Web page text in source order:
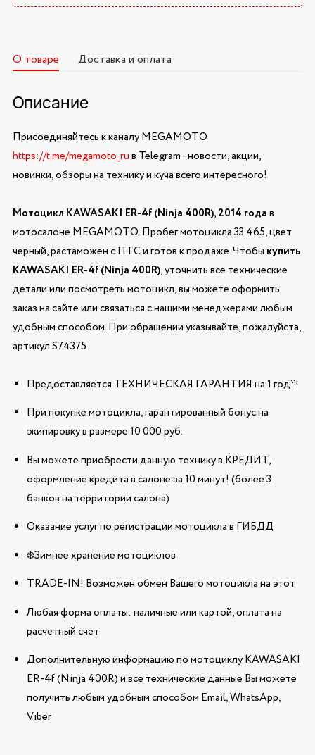
О товаре Доставка и оплата
Описание
Присоединяйтесь к каналу MEGAMOTO
https://t.me/megamoto_ruв Telegram - новости, акции,
новинки, обзоры на технику и куча всего интересного!
Мотоцикл KAWASAKI ER-4f (Ninja 400R), 2014 годав
мотосалоне MEGAMOTO. Пробег мотоцикла 33 465, цвет
черный, растаможен с ПТС и готов к продаже. Чтобы купить
KAWASAKI ER-4f (Ninja 400R), уточнить все технические
детали или посмотреть мотоцикл, вы можете оформить
заказ на сайте или связаться с нашими менеджерами любым
удобным способом. При обращении указывайте, пожалуйста,
артикул S74375
Предоставляется ТЕХНИЧЕСКАЯ ГАРАНТИЯ на 1 год*!
При покупке мотоцикла, гарантированный бонус на
экипировку в размере 10 000 руб.
Вы можете приобрести данную технику в КРЕДИТ,
оформление кредита в салоне за 10 минут! (более 3
банков на территории салона)
Оказание услуг по регистрации мотоцикла в ГИБДД
❄️Зимнее хранение мотоциклов
TRADE-IN! Возможен обмен Вашего мотоцикла на этот
Любая форма оплаты: наличные или картой, оплата на
расчётный счёт
Дополнительную информацию по мотоциклу KAWASAKI
ER-4f (Ninja 400R) и все технические данные Вы можете
получить любым удобным способом Email, WhatsApp,
Viber